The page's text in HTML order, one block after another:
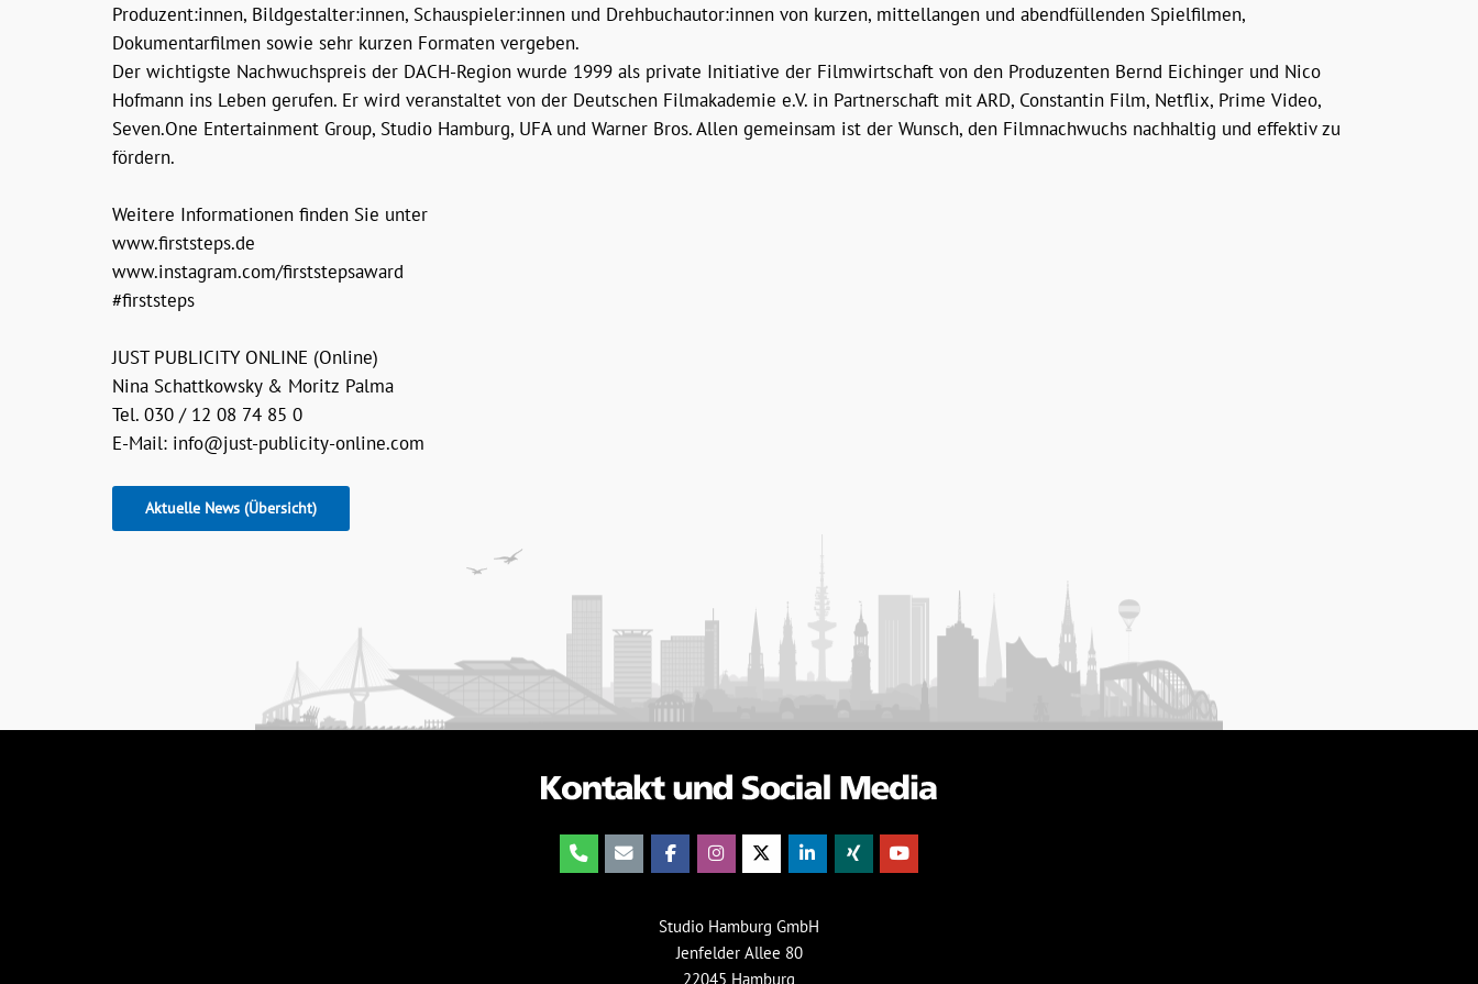
Produzent:innen, Bildgestalter:innen, Schauspieler:innen und Drehbuchautor:innen von kurzen, mittellangen und abendfüllenden Spielfilmen,
Dokumentarfilmen sowie sehr kurzen Formaten vergeben.
Der wichtigste Nachwuchspreis der DACH-Region wurde 1999 als private Initiative der Filmwirtschaft von den Produzenten Bernd Eichinger und Nico
Hofmann ins Leben gerufen. Er wird veranstaltet von der Deutschen Filmakademie e.V. in Partnerschaft mit ARD, Constantin Film, Netflix, Prime Video,
Seven.One Entertainment Group, Studio Hamburg, UFA und Warner Bros. Allen gemeinsam ist der Wunsch, den Filmnachwuchs nachhaltig und effektiv zu
fördern.
Weitere Informationen finden Sie unter
www.firststeps.de
www.instagram.com/firststepsaward
#firststeps
JUST PUBLICITY ONLINE (Online)
Nina Schattkowsky & Moritz Palma
Tel. 030 / 12 08 74 85 0
E-Mail: info@just-publicity-online.com
Aktuelle News (Übersicht)
Studio Hamburg GmbH
Jenfelder Allee 80
22045 Hamburg